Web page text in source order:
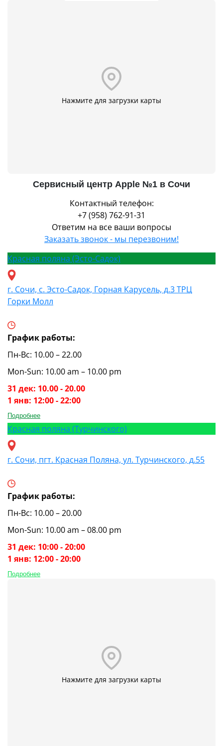
Нажмите для загрузки карты
Сервисный центр Apple №1 в Сочи
Контактный телефон:
+7 (958) 762-91-31
Ответим на все ваши вопросы
Заказать звонок - мы перезвоним!
Красная поляна (Эсто-Садок)
г. Сочи, с. Эсто-Садок, Горная Карусель, д.3 ТРЦ
Горки Молл
График работы:
Пн-Вс: 10.00 – 22.00
Mon-Sun: 10.00 am – 10.00 pm
31 дек: 10.00 - 20.00
1 янв: 12:00 - 22:00
Подробнее
Красная поляна (Турчинского)
г. Сочи, пгт. Красная Поляна, ул. Турчинского, д.55
График работы:
Пн-Вс: 10.00 – 20.00
Mon-Sun: 10.00 am – 08.00 pm
31 дек: 10:00 - 20:00
1 янв: 12:00 - 20:00
Подробнее
Нажмите для загрузки карты